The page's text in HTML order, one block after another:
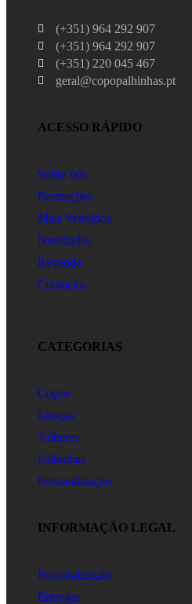
(+351) 964 292 907
(+351) 964 292 907
(+351) 220 045 467
geral@copopalhinhas.pt
ACESSO RÁPIDO
Sobre nós
Promoções
Mais Vendidos
Novidades
Revenda
Contactos
CATEGORIAS
Copos
Louças
Talheres
Palhinhas
Personalização
INFORMAÇÃO LEGAL
Personalização
Entregas